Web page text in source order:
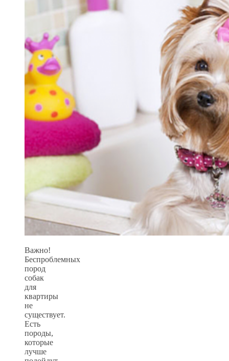
Важно!
Беспроблемных
пород
собак
для
квартиры
не
существует.
Есть
породы,
которые
лучше